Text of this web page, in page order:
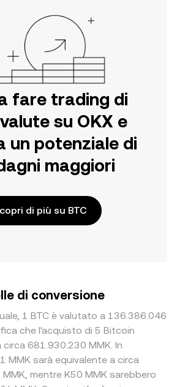
fare trading di
su OKX e
un potenziale di
maggiori
di più su BTC
di conversione
1 BTC è valutato a 136.386.046
che l'acquisto di 5 Bitcoin
681.930.230 MMK. In
MMK sarà equivalente a circa
mentre K50 MMK sarebbero